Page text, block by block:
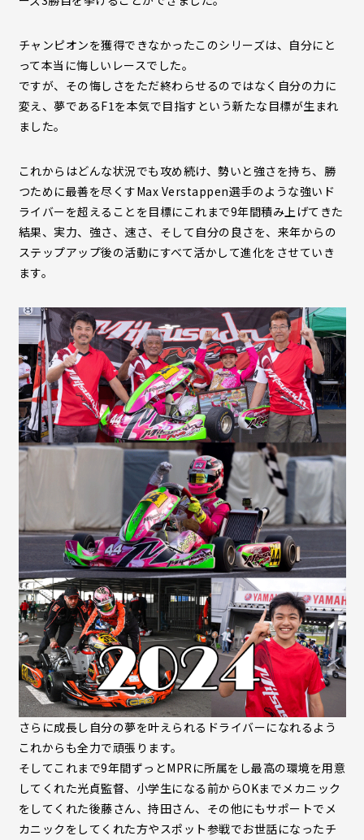
チャンピオンを獲得できなかったこのシリーズは、自分にと
って本当に悔しいレースでした。
ですが、その悔しさをただ終わらせるのではなく自分の力に
変え、夢であるF1を本気で目指すという新たな目標が生まれ
ました。
これからはどんな状況でも攻め続け、勢いと強さを持ち、勝
つために最善を尽くすMax Verstappen選手のような強いド
ライバーを超えることを目標にこれまで9年間積み上げてきた
結果、実力、強さ、速さ、そして自分の良さを、来年からの
ステップアップ後の活動にすべて活かして進化をさせていき
ます。
さらに成長し自分の夢を叶えられるドライバーになれるよう
これからも全力で頑張ります。
そしてこれまで9年間ずっとMPRに所属をし最高の環境を用意
してくれた光貞監督、小学生になる前からOKまでメカニック
をしてくれた後藤さん、持田さん、その他にもサポートでメ
カニックをしてくれた方やスポット参戦でお世話になったチ